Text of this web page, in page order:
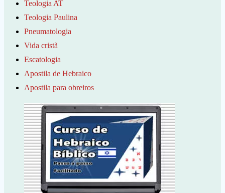
Teologia AT
Teologia Paulina
Pneumatologia
Vida cristã
Escatologia
Apostila de Hebraico
Apostila para obreiros